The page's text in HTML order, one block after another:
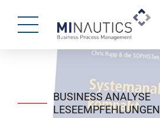
BUSINESS ANALYSE
LESEEMPFEHLUNGEN